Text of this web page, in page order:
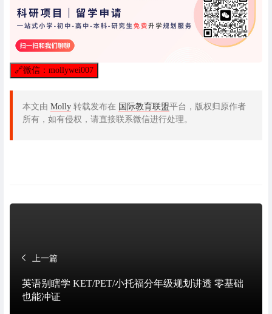
🔗微信：mollywei007
本文由 Molly 转载发布在 国际教育联盟平台，版权归原作者
所有，如有侵权，请直接联系微信进行处理。
上一篇
英语别瞎学 KET/PET/小托福分年级规划讲透 零基础
也能冲证